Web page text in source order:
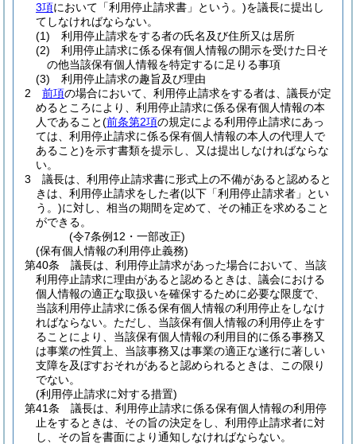
3項において「利用停止請求書」という。)を議長に提出し
てしなければならない。
(1)
利用停止請求をする者の氏名及び住所又は居所
(2)
利用停止請求に係る保有個人情報の開示を受けた日そ
の他当該保有個人情報を特定するに足りる事項
(3)
利用停止請求の趣旨及び理由
2
前項の場合において、利用停止請求をする者は、議長が定
めるところにより、利用停止請求に係る保有個人情報の本
人であること(前条第2項の規定による利用停止請求にあっ
ては、利用停止請求に係る保有個人情報の本人の代理人で
あること)を示す書類を提示し、又は提出しなければならな
い。
3
議長は、利用停止請求書に形式上の不備があると認めると
きは、利用停止請求をした者(以下「利用停止請求者」とい
う。)に対し、相当の期間を定めて、その補正を求めること
ができる。
(令7条例12・一部改正)
(保有個人情報の利用停止義務)
第40条
議長は、利用停止請求があった場合において、当該
利用停止請求に理由があると認めるときは、議会における
個人情報の適正な取扱いを確保するために必要な限度で、
当該利用停止請求に係る保有個人情報の利用停止をしなけ
ればならない。 ただし、当該保有個人情報の利用停止をす
ることにより、当該保有個人情報の利用目的に係る事務又
は事業の性質上、当該事務又は事業の適正な遂行に著しい
支障を及ぼすおそれがあると認められるときは、この限り
でない。
(利用停止請求に対する措置)
第41条
議長は、利用停止請求に係る保有個人情報の利用停
止をするときは、その旨の決定をし、利用停止請求者に対
し、その旨を書面により通知しなければならない。